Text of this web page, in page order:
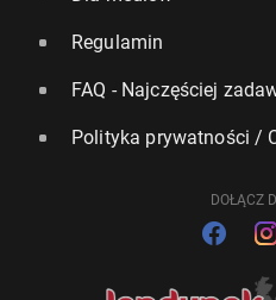
Regulamin
FAQ - Najczęściej
Polityka prywatności /
DOŁĄCZ